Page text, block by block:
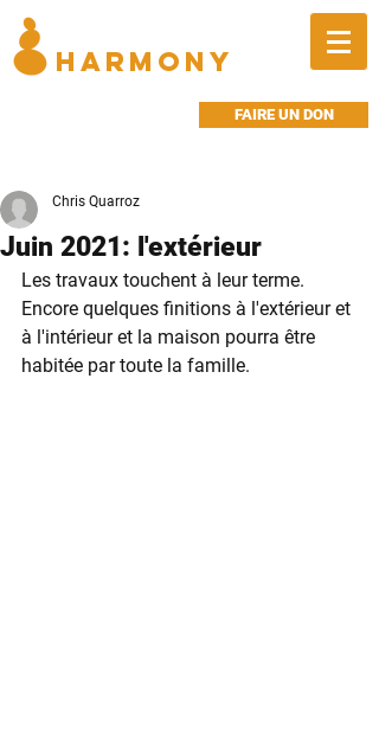
HARMONY
FAIRE UN DON
Juin 2021: l'extérieur
Chris Quarroz
Les travaux touchent à leur terme.
Encore quelques finitions à l'extérieur et
à l'intérieur et la maison pourra être
habitée par toute la famille.